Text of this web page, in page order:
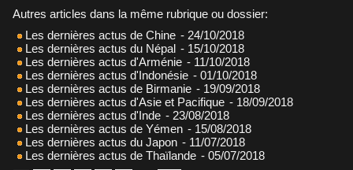
Autres articles dans la même rubrique ou dossier:
Les dernières actus de Chine - 24/10/2018
Les dernières actus du Népal - 15/10/2018
Les dernières actus d'Arménie - 11/10/2018
Les dernières actus d'Indonésie - 01/10/2018
Les dernières actus de Birmanie - 19/09/2018
Les dernières actus d'Asie et Pacifique - 18/09/2018
Les dernières actus d'Inde - 23/08/2018
Les dernières actus de Yémen - 15/08/2018
Les dernières actus du Japon - 11/07/2018
Les dernières actus de Thaïlande - 05/07/2018